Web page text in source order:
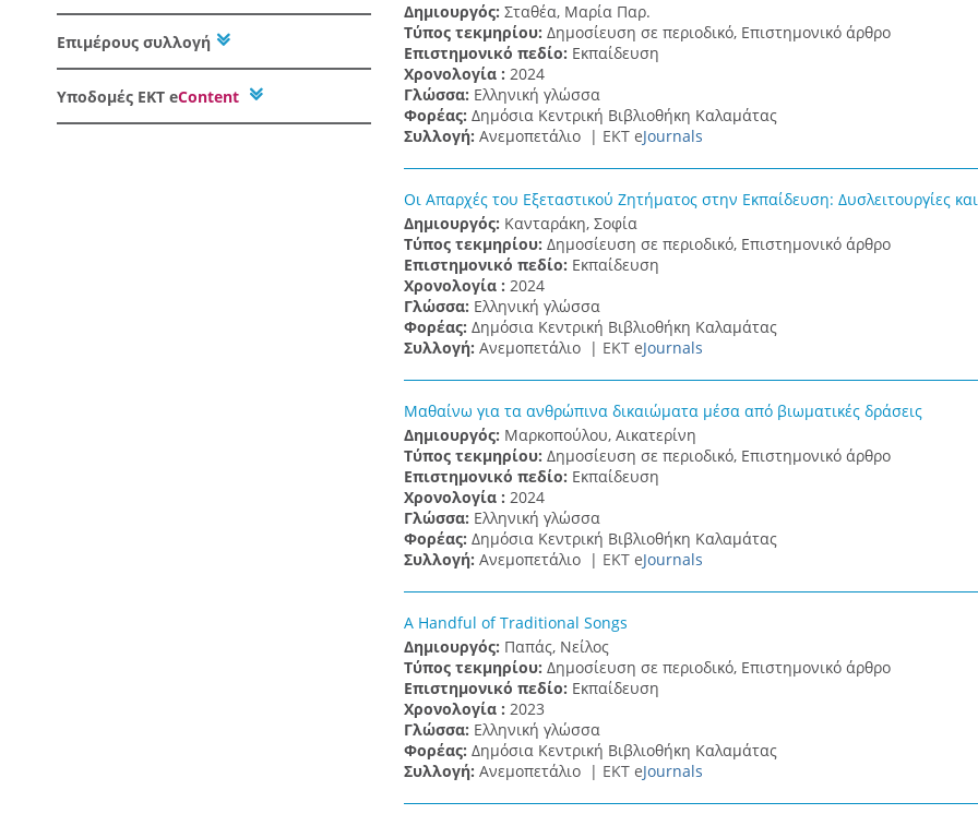
Επιμέρους συλλογή
Υποδομές ΕΚΤ eContent
Δημιουργός: Σταθέα, Μαρία Παρ.
Τύπος τεκμηρίου: Δημοσίευση σε περιοδικό, Επιστημονικό άρθρο
Επιστημονικό πεδίο: Εκπαίδευση
Χρονολογία : 2024
Γλώσσα: Ελληνική γλώσσα
Φορέας: Δημόσια Κεντρική Βιβλιοθήκη Καλαμάτας
Συλλογή: Ανεμοπετάλιο | ΕΚΤ eJournals
Οι Απαρχές του Εξεταστικού Ζητήματος στην Εκπαίδευση: Δυσλειτουργίες
Δημιουργός: Κανταράκη, Σοφία
Τύπος τεκμηρίου: Δημοσίευση σε περιοδικό, Επιστημονικό άρθρο
Επιστημονικό πεδίο: Εκπαίδευση
Χρονολογία : 2024
Γλώσσα: Ελληνική γλώσσα
Φορέας: Δημόσια Κεντρική Βιβλιοθήκη Καλαμάτας
Συλλογή: Ανεμοπετάλιο | ΕΚΤ eJournals
Μαθαίνω για τα ανθρώπινα δικαιώματα μέσα από βιωματικές δράσεις
Δημιουργός: Μαρκοπούλου, Αικατερίνη
Τύπος τεκμηρίου: Δημοσίευση σε περιοδικό, Επιστημονικό άρθρο
Επιστημονικό πεδίο: Εκπαίδευση
Χρονολογία : 2024
Γλώσσα: Ελληνική γλώσσα
Φορέας: Δημόσια Κεντρική Βιβλιοθήκη Καλαμάτας
Συλλογή: Ανεμοπετάλιο | ΕΚΤ eJournals
A Handful of Traditional Songs
Δημιουργός: Παπάς, Νείλος
Τύπος τεκμηρίου: Δημοσίευση σε περιοδικό, Επιστημονικό άρθρο
Επιστημονικό πεδίο: Εκπαίδευση
Χρονολογία : 2023
Γλώσσα: Ελληνική γλώσσα
Φορέας: Δημόσια Κεντρική Βιβλιοθήκη Καλαμάτας
Συλλογή: Ανεμοπετάλιο | ΕΚΤ eJournals